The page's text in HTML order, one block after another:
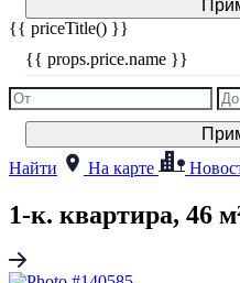
{{ priceTitle() }}
{{ props.price.name }}
Найти
На карте
1-к. квартира, 46